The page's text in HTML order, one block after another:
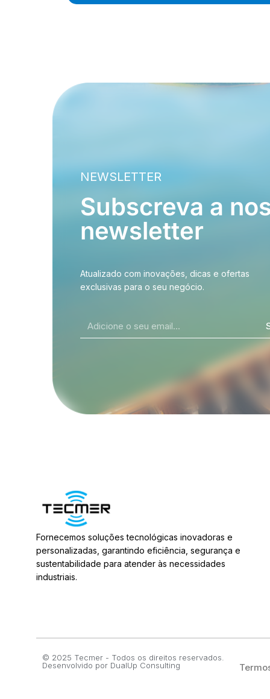
NEWSLETTER
Subscreva a
newsletter
Atualizado com inovações, dicas e ofertas
exclusivas para o seu negócio.
Fornecemos soluções tecnológicas inovadoras e
personalizadas, garantindo eficiência, segurança e
sustentabilidade para atender às necessidades
industriais.
© 2025 Tecmer - Todos os direitos reservados.
Desenvolvido por DualUp Consulting